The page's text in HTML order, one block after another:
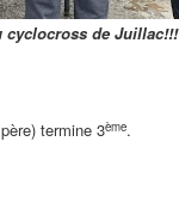
de Juillac!!!
termine 3ème.